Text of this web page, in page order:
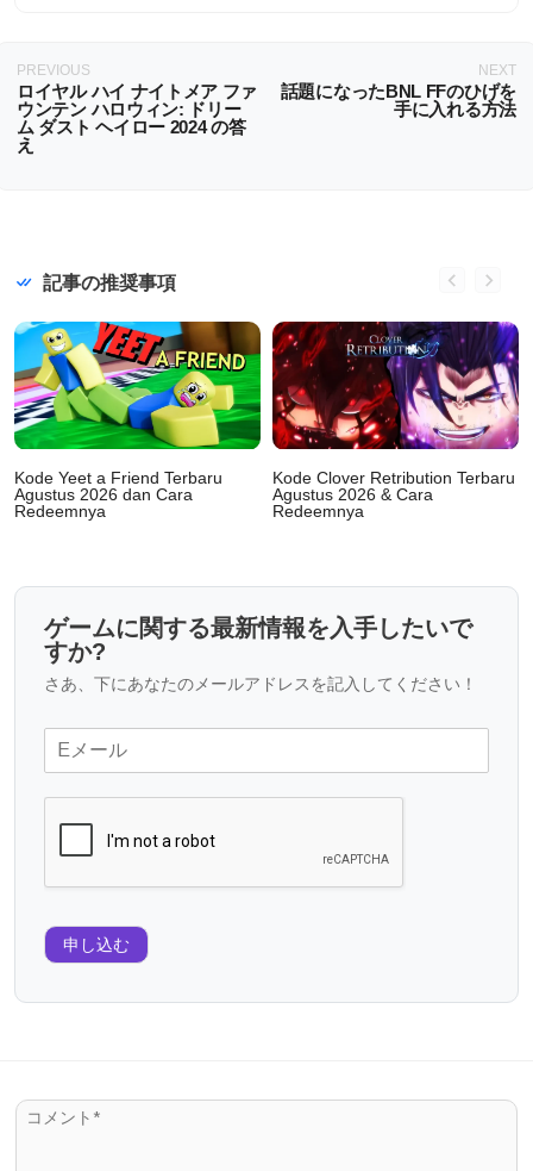
PREVIOUS
ロイヤル ハイ ナイトメア ファ
ウンテン ハロウィン: ドリー
ム ダスト ヘイロー 2024 の答
え
NEXT
話題になったBNL FFのひげを
手に入れる方法
記事の推奨事項
Kode Yeet a Friend Terbaru
Agustus 2026 dan Cara
Redeemnya
Kode Clover Retribution Terbaru
Agustus 2026 & Cara
Redeemnya
ゲームに関する最新情報を入手したいで
すか?
さあ、下にあなたのメールアドレスを記入してください！
申し込む